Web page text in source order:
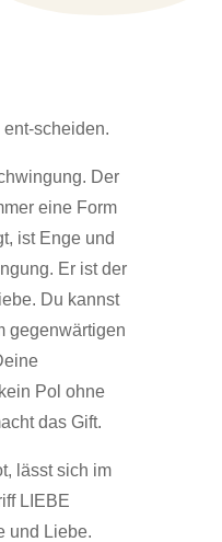
ent-scheiden.
Der
eine Form
ist Enge und
Er ist der
Du kannst
gegenwärtigen
Pol ohne
das Gift.
lässt sich im
LIEBE
und Liebe.